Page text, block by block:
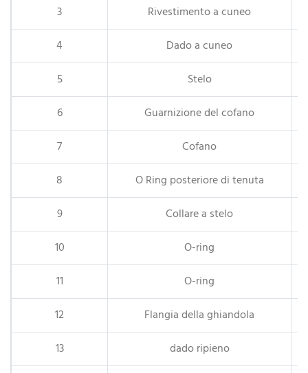
3
Rivestimento a cuneo
4
Dado a cuneo
5
Stelo
6
Guarnizione del cofano
7
Cofano
8
O Ring posteriore di tenuta
9
Collare a stelo
10
O-ring
11
O-ring
12
Flangia della ghiandola
13
dado ripieno